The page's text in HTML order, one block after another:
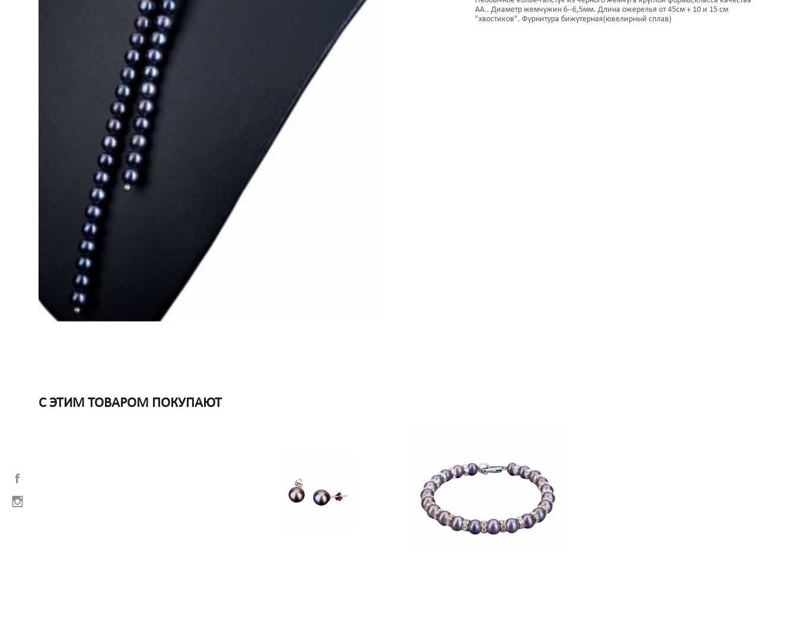
АА.. Диаметр жемчужин 6--6,5мм. Длина ожерелья от 45см + 10 и 15 см
"хвостиков". Фурнитура бижутерная(ювелирный сплав)
С ЭТИМ ТОВАРОМ ПОКУПАЮТ